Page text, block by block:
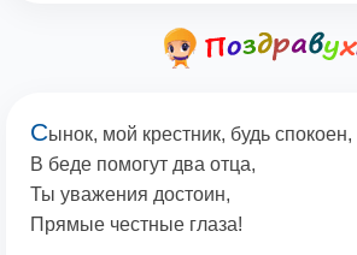
Сынок, мой крестник, будь спокоен,
В беде помогут два отца,
Ты уважения достоин,
Прямые честные глаза!